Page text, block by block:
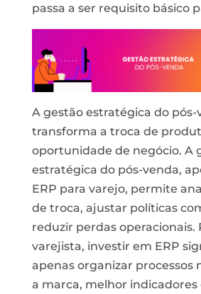
passa a ser requisito básico
A gestão estratégica do pós-
transforma a troca de
oportunidade de negócio. A
estratégica do pós-venda,
ERP para varejo, permite
de troca, ajustar políticas
reduzir perdas operacionais.
varejista, investir em ERP
apenas organizar processos
a marca, melhor indicadores